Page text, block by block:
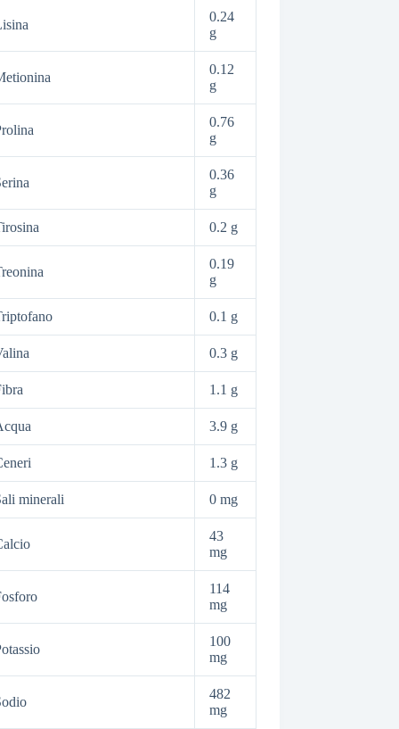
0.24
g
0.12
g
0.76
g
0.36
g
0.2 g
0.19
g
0.1 g
0.3 g
1.1 g
3.9 g
1.3 g
minerali 0 mg
43
mg
114
mg
100
mg
482
mg